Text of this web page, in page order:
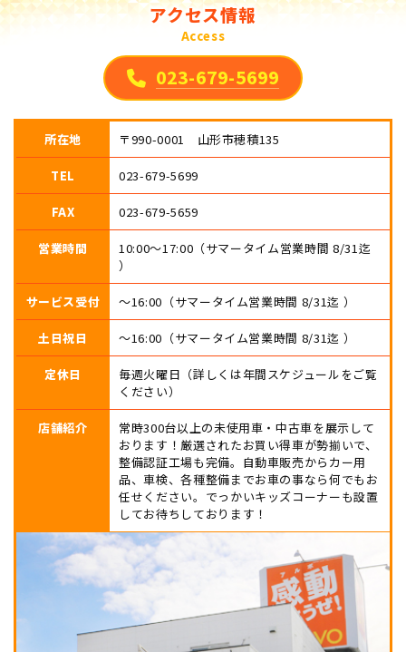
アクセス情報
Access
023-679-5699
所在地 〒990-0001 山形市穂積135
TEL 023-679-5699
FAX 023-679-5659
営業時間
10:00〜17:00（サマータイム営業時間 8/31迄
）
サービス受付 〜16:00（サマータイム営業時間 8/31迄 ）
土日祝日 〜16:00（サマータイム営業時間 8/31迄 ）
定休日
毎週火曜日（詳しくは年間スケジュールをご覧
ください）
店舗紹介
常時300台以上の未使用車・中古車を展示して
おります！厳選されたお買い得車が勢揃いで、
整備認証工場も完備。自動車販売からカー用
品、車検、各種整備までお車の事なら何でもお
任せください。でっかいキッズコーナーも設置
してお待ちしております！